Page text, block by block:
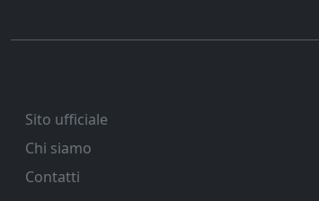
Sito ufficiale
Chi siamo
Contatti